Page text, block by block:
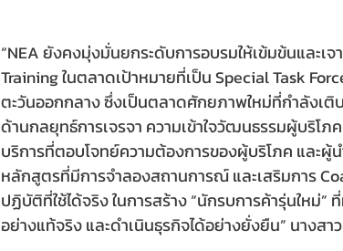
“NEA ยังคงมุ่งมั่นยกระดับการอบรมให้เข้มข้นและเ
Training ในตลาดเป้าหมายที่เป็น Special Task
ตะวันออกกลาง ซึ่งเป็นตลาดศักยภาพใหม่ที่กำลังเติ
ด้านกลยุทธ์การเจรจา ความเข้าใจวัฒนธรรมผู้บริโ
บริการที่ตอบโจทย์ความต้องการของผู้บริโภค และ
หลักสูตรที่มีการจำลองสถานการณ์ และเสริมการ
ปฏิบัติที่ใช้ได้จริง ในการสร้าง “นักรบการค้ารุ่นใหม่
อย่างแท้จริง และดำเนินธุรกิจได้อย่างยั่งยืน” นางส